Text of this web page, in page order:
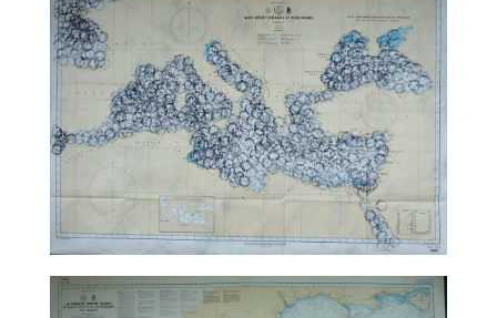
TALC02-05 – Marco Godinho